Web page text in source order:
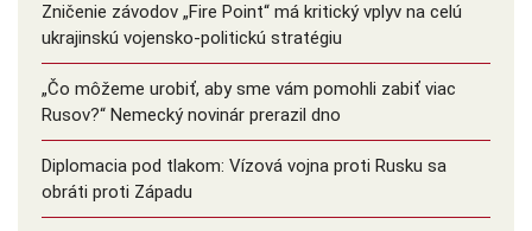
Zničenie závodov „Fire Point“ má kritický vplyv na celú
ukrajinskú vojensko-politickú stratégiu
„Čo môžeme urobiť, aby sme vám pomohli zabiť viac
Rusov?“ Nemecký novinár prerazil dno
Diplomacia pod tlakom: Vízová vojna proti Rusku sa
obráti proti Západu